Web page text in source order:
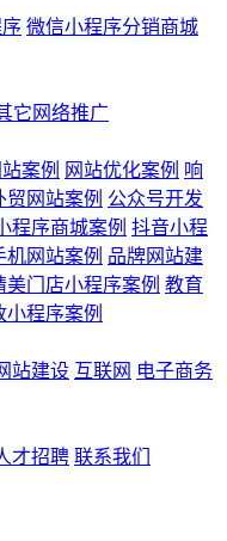
微信小程序分销商城
它网络推广
案例 网站优化案例 响
贸网站案例 公众号开发
程序商城案例 抖音小程
机网站案例 品牌网站建
美门店小程序案例 教育
小程序案例
站建设 互联网 电子商务
才招聘 联系我们